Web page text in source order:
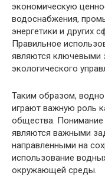
экономическую
водоснабжения,
энергетики и других
Правильное
являются ключевыми
экологического
Таким образом,
играют важную роль
общества. Понимание
являются важными
направленными на
использование
окружающей среды.